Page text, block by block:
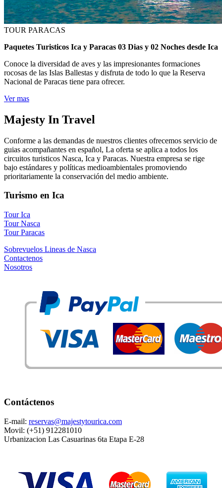
TOUR PARACAS
Paquetes Turisticos Ica y Paracas 03 Dias y 02 Noches desde Ica
Conoce la diversidad de aves y las impresionantes formaciones
rocosas de las Islas Ballestas y disfruta de todo lo que la Reserva
Nacional de Paracas tiene para ofrecer.
Ver mas
Majesty In Travel
Conforme a las demandas de nuestros clientes ofrecemos servicio de
guias acompañantes en español, La oferta se aplica a todos los
circuitos turisticos Nasca, Ica y Paracas. Nuestra empresa se rige
bajo estándares y políticas medioambientales promoviendo
prioritariamente la conservación del medio ambiente.
Turismo en Ica
Tour Ica
Tour Nasca
Tour Paracas
Sobrevuelos Lineas de Nasca
Contactenos
Nosotros
Contáctenos
E-mail: reservas@majestytourica.com
Movil: (+51) 912281010
Urbanizacion Las Casuarinas 6ta Etapa E-28